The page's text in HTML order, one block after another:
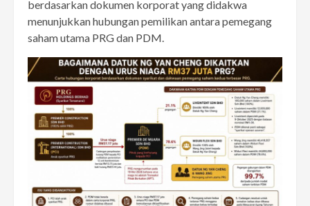
berdasarkan dokumen korporat yang didakwa
menunjukkan hubungan pemilikan antara pemegang
saham utama PRG dan PDM.